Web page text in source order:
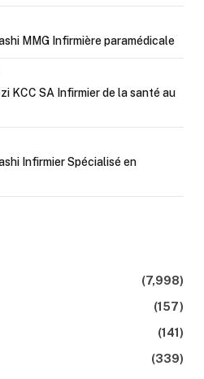
MMG Infirmière paramédicale
KCC SA Infirmier de la santé au
Infirmier Spécialisé en
(7,998)
(157)
(141)
(339)